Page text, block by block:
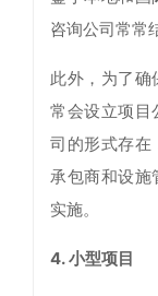
咨询公司常常
此外，为了确
常会设立项目
司的形式存在
承包商和设施
实施。
4. 小型项目